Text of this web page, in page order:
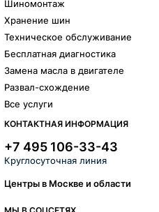
Шиномонтаж
Хранение шин
Техническое обслуживание
Бесплатная диагностика
Замена масла в двигателе
Развал-схождение
Все услуги
КОНТАКТНАЯ ИНФОРМАЦИЯ
+7 495 106-33-43
Круглосуточная линия
Центры в Москве и области